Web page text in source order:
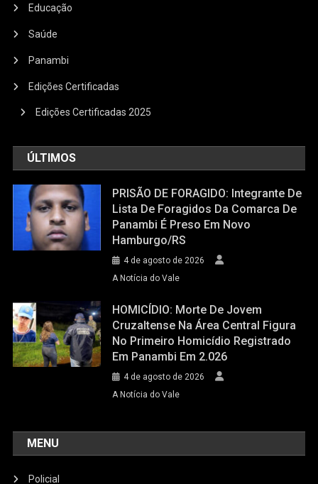
Educação
Saúde
Panambi
Edições Certificadas
Edições Certificadas 2025
ÚLTIMOS
PRISÃO DE FORAGIDO: Integrante De
Lista De Foragidos Da Comarca De
Panambi É Preso Em Novo
Hamburgo/RS
4 de agosto de 2026
A Notícia do Vale
HOMICÍDIO: Morte De Jovem
Cruzaltense Na Área Central Figura
No Primeiro Homicídio Registrado
Em Panambi Em 2.026
4 de agosto de 2026
A Notícia do Vale
MENU
Policial